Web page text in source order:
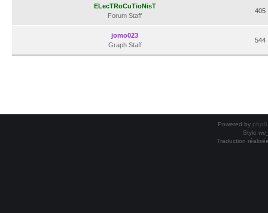
ELecTRoCuTioNisT
Forum Staff
405
jomo023
Graph Staff
544
Powered by
Style
Traduction